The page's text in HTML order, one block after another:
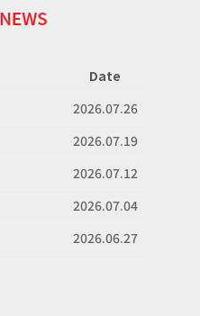
Date
2026.07.26
2026.07.19
2026.07.12
2026.07.04
2026.06.27